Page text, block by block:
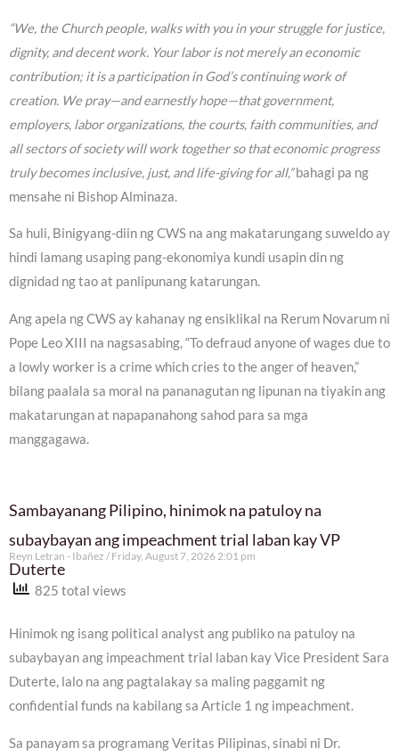
“We, the Church people, walks with you in your struggle for justice,
dignity, and decent work. Your labor is not merely an economic
contribution; it is a participation in God’s continuing work of
creation. We pray—and earnestly hope—that government,
employers, labor organizations, the courts, faith communities, and
all sectors of society will work together so that economic progress
truly becomes inclusive, just, and life-giving for all,”bahagi pa ng
mensahe ni Bishop Alminaza.
Sa huli, Binigyang-diin ng CWS na ang makatarungang suweldo ay
hindi lamang usaping pang-ekonomiya kundi usapin din ng
dignidad ng tao at panlipunang katarungan.
Ang apela ng CWS ay kahanay ng ensiklikal na Rerum Novarum ni
Pope Leo XIII na nagsasabing, “To defraud anyone of wages due to
a lowly worker is a crime which cries to the anger of heaven,”
bilang paalala sa moral na pananagutan ng lipunan na tiyakin ang
makatarungan at napapanahong sahod para sa mga
manggagawa.
Sambayanang Pilipino, hinimok na patuloy na
subaybayan ang impeachment trial laban kay VP
Duterte
Reyn Letran - Ibañez Friday, August 7, 2026 2:01 pm
825 total views
Hinimok ng isang political analyst ang publiko na patuloy na
subaybayan ang impeachment trial laban kay Vice President Sara
Duterte, lalo na ang pagtalakay sa maling paggamit ng
confidential funds na kabilang sa Article 1 ng impeachment.
Sa panayam sa programang Veritas Pilipinas, sinabi ni Dr.